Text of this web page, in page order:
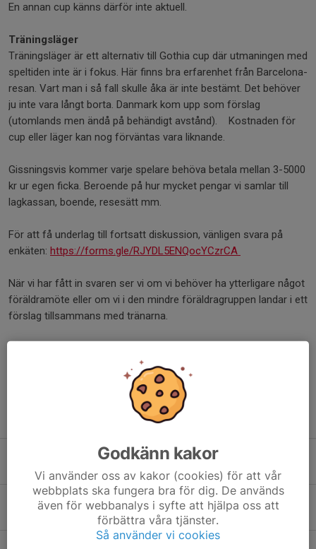
En annan cup känns därför inte aktuell.
Träningsläger
Träningsläger är ett alternativ till Gothia cup där utmaningen med
speltiden inte är i fokus. Här finns bra erfarenhet från Barcelona-
resan. Vart man i så fall skulle åka är inte bestämt. Det behöver
ju inte vara långt borta. Danmark kom upp som förslag
(utomlands men ändå på behändigt avstånd). Kostnaden för
cup eller läger kan nog förväntas vara liknande.
Gissningsvis kommer varje spelare behöva betala mellan 3-5000
kr ur egen ficka. Beroende på hur mycket pengar vi samlar till
lagkassan, boende, resesätt mm.
För att få underlag till fortsatt diskussion, vänligen svara på
enkäten: https://forms.gle/RJYDL5ENQocYCzrCA
När vi har fått in svaren ser vi om vi behöver ha ytterligare något
föräldramöte eller om vi i den mindre föräldragruppen landar i ett
förslag tillsammans med tränarna.
Dela nyhet
Stark ledarstab bakom damlaget i Nyköpings BIS
31 mar, 13:00
Magnus klar som damlagstränare
17 nov 2025
Godkänn kakor
Vi använder oss av kakor (cookies) för att vår
webbplats ska fungera bra för dig. De används
även för webbanalys i syfte att hjälpa oss att
förbättra våra tjänster.
Så använder vi cookies